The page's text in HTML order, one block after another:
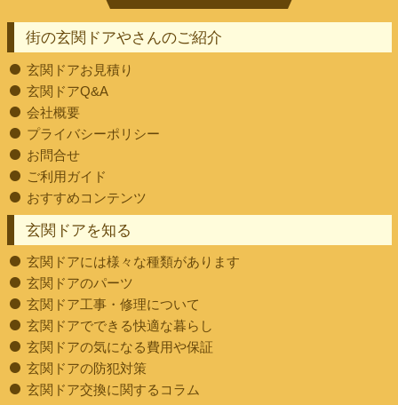
街の玄関ドアやさんのご紹介
玄関ドアお見積り
玄関ドアQ&A
会社概要
プライバシーポリシー
お問合せ
ご利用ガイド
おすすめコンテンツ
玄関ドアを知る
玄関ドアには様々な種類があります
玄関ドアのパーツ
玄関ドア工事・修理について
玄関ドアでできる快適な暮らし
玄関ドアの気になる費用や保証
玄関ドアの防犯対策
玄関ドア交換に関するコラム